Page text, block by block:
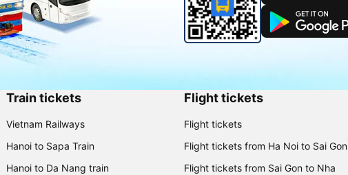
Train tickets
Vietnam Railways
Hanoi to Sapa Train
Hanoi to Da Nang train
Flight tickets
Flight tickets
Flight tickets from Ha Noi to Sai Gon
Flight tickets from Sai Gon to Nha